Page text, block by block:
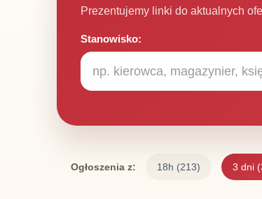
Prezentujemy linki do aktualnych
Stanowisko:
Ogłoszenia z: 18h (213) 3 dni